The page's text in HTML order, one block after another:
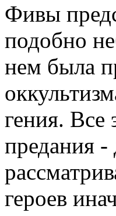
Фивы
подобно
нем была
гения. Все
предания -
героев